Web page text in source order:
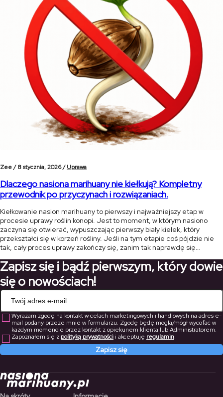
Zee /8 stycznia, 2026 /Uprawa
Dlaczego nasiona marihuany nie kiełkują? Kompletny
przewodnik po przyczynach i rozwiązaniach.
Kiełkowanie nasion marihuany to pierwszy i najważniejszy etap w
procesie uprawy roślin konopi. Jest to moment, w którym nasiono
zaczyna się otwierać, wypuszczając pierwszy biały kiełek, który
przekształci się w korzeń rośliny. Jeśli na tym etapie coś pójdzie nie
tak, cały proces uprawy zakończy się, zanim tak naprawdę się
[…]
Zapisz się i bądź pierwszym, który dowie
się o nowościach!
Wyrażam zgodę na kontakt w celach marketingowych i handlowych na adres e-
mail podany przeze mnie w formularzu. Zgodę będę mogła/mógł wycofać w
każdym momencie przez kontakt z opiekunem klienta lub Administratorem.
Zapoznałem się z polityką prywatnościi akceptuję regulamin.
Zapisz się